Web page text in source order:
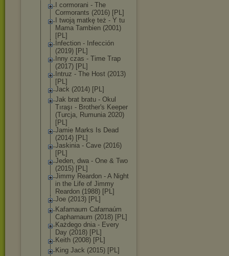
I cormorani - The
Cormorants (2016) [PL]
I twoją matkę też - Y tu
Mama Tambien (2001)
[PL]
Infection - Infección
(2019) [PL]
Inny czas - Time Trap
(2017) [PL]
Intruz - The Host (2013)
[PL]
Jack (2014) [PL]
Jak brat bratu - Okul
Tıraşı - Brother's Keeper
(Turcja, Rumunia 2020)
[PL]
Jamie Marks Is Dead
(2014) [PL]
Jaskinia - Cave (2016)
[PL]
Jeden, dwa - One & Two
(2015) [PL]
Jimmy Reardon - A Night
in the Life of Jimmy
Reardon (1988) [PL]
Joe (2013) [PL]
Kafarnaum Cafarnaúm
Capharnaum (2018) [PL]
Każdego dnia - Every
Day (2018) [PL]
Keith (2008) [PL]
King Jack (2015) [PL]